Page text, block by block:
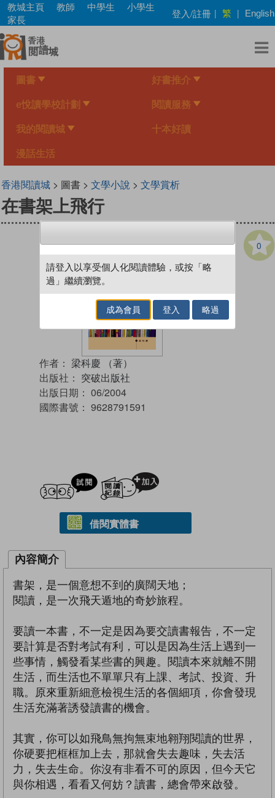
Skip
main
content
教城主頁 教師 中學生
小學生
家長
登入/註冊 | 繁 | English
圖書 好書推介
e悅讀學校計劃 閱讀服務
我的閱讀城 十本好讀
漫話生活
香港閱讀城> 圖書 > 文學小說 > 文學賞析
在書架上飛行
0
作者： 梁科慶 （著）
出版社： 突破出版社
出版日期： 06/2004
國際書號： 9628791591
試閲
借閱實體書
內容簡介
書架，是一個意想不到的廣闊天地；
閱讀，是一次飛天遁地的奇妙旅程。
要讀一本書，不一定是因為要交讀書報告，不一定
要計算是否對考試有利，可以是因為生活上遇到一
些事情，觸發看某些書的興趣。閱讀本來就離不開
生活，而生活也不單單只有上課、考試、投資、升
職。原來重新細意檢視生活的各個細項，你會發現
生活充滿著誘發讀書的機會。
其實，你可以如飛鳥無拘無束地翱翔閱讀的世界，
你硬要把框框加上去，那就會失去趣味，失去活
力，失去生命。你沒有非看不可的原因，但今天它
與你相遇，看看又何妨？讀書，總會帶來啟發。
請登入以享受個人化閱讀體驗，或按「略
過」繼續瀏覽。
成為會員 登入 略過